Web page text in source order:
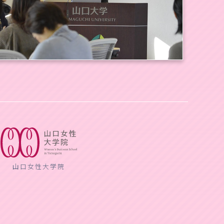
山口女性大学院